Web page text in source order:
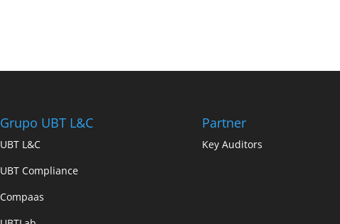
Grupo UBT L&C
UBT L&C
UBT Compliance
Compaas
Partner
Key Auditors